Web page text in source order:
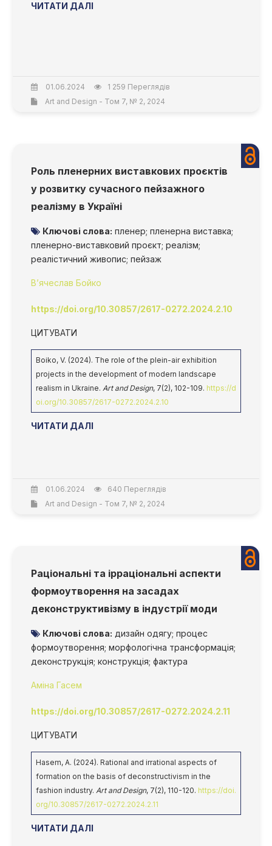
ЧИТАТИ ДАЛІ
01.06.2024
1 259 Переглядів
Art and Design - Том 7, № 2, 2024
Роль пленерних виставкових проєктів
у розвитку сучасного пейзажного
реалізму в Україні
Ключові слова: пленер; пленерна виставка;
пленерно-виставковий проєкт; реалізм;
реалістичний живопис; пейзаж
В’ячеслав Бойко
https://doi.org/10.30857/2617-0272.2024.2.10
ЦИТУВАТИ
Boiko, V. (2024). The role of the plein-air exhibition
projects in the development of modern landscape
realism in Ukraine. Art and Design, 7(2), 102-109. https://d
oi.org/10.30857/2617-0272.2024.2.10
ЧИТАТИ ДАЛІ
01.06.2024
640 Переглядів
Art and Design - Том 7, № 2, 2024
Раціональні та ірраціональні аспекти
формоутворення на засадах
деконструктивізму в індустрії моди
Ключові слова: дизайн одягу; процес
формоутворення; морфологічна трансформація;
деконструкція; конструкція; фактура
Аміна Гасем
https://doi.org/10.30857/2617-0272.2024.2.11
ЦИТУВАТИ
Hasem, A. (2024). Rational and irrational aspects of
formation on the basis of deconstructivism in the
fashion industry. Art and Design, 7(2), 110-120. https://doi.
org/10.30857/2617-0272.2024.2.11
ЧИТАТИ ДАЛІ